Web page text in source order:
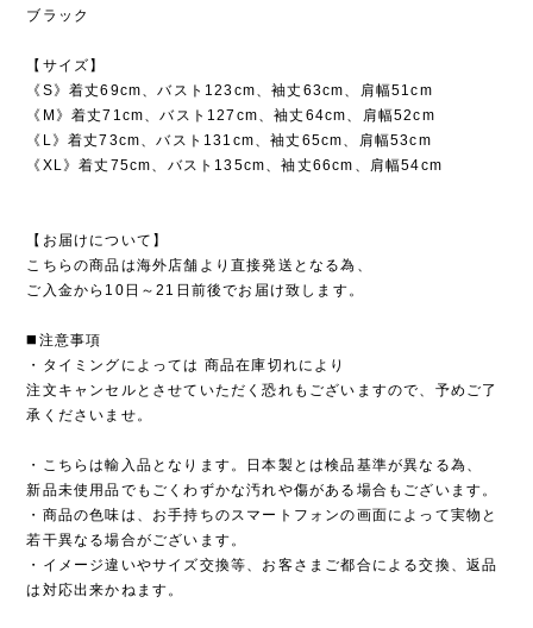
ブラック
【サイズ】
《S》着丈69cm、バスト123cm、袖丈63cm、肩幅51cm
《M》着丈71cm、バスト127cm、袖丈64cm、肩幅52cm
《L》着丈73cm、バスト131cm、袖丈65cm、肩幅53cm
《XL》着丈75cm、バスト135cm、袖丈66cm、肩幅54cm
【お届けについて】
こちらの商品は海外店舗より直接発送となる為、
ご入金から10日～21日前後でお届け致します。
◼️注意事項
・タイミングによっては 商品在庫切れにより
注文キャンセルとさせていただく恐れもございますので、予めご了
承くださいませ。
・こちらは輸入品となります。日本製とは検品基準が異なる為、
新品未使用品でもごくわずかな汚れや傷がある場合もございます。
・商品の色味は、お手持ちのスマートフォンの画面によって実物と
若干異なる場合がございます。
・イメージ違いやサイズ交換等、お客さまご都合による交換、返品
は対応出来かねます。